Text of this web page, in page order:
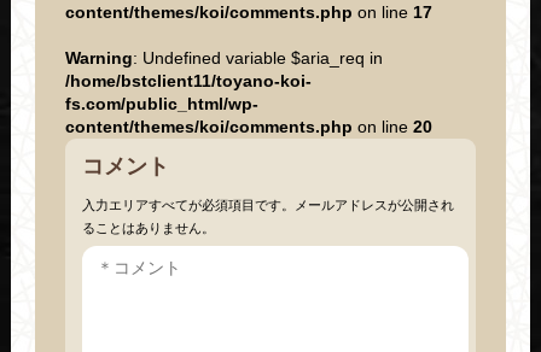
content/themes/koi/comments.php on line 17
Warning: Undefined variable $aria_req in
/home/bstclient11/toyano-koi-
fs.com/public_html/wp-
content/themes/koi/comments.php on line 20
コメント
入力エリアすべてが必須項目です。メールアドレスが公開され
ることはありません。